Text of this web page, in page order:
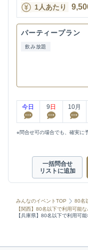
1人あたり
パーティープラン
飲み放題
今日 9 日 10月
※問合せ可の場合でも、確実に
一括問合せ
リストに追加
みんなのイベントTOP
80名
【関西】80名以下で利用可能
【兵庫県】80名以下で利用可